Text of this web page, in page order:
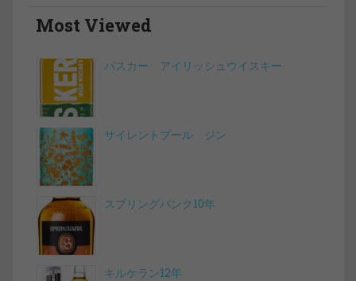
Most Viewed
バスカー アイリッシュウイスキー
サイレントプール ジン
スプリングバンク10年
キルケラン12年